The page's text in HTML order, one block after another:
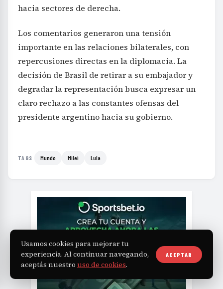
hacia sectores de derecha.
Los comentarios generaron una tensión
importante en las relaciones bilaterales, con
repercusiones directas en la diplomacia. La
decisión de Brasil de retirar a su embajador y
degradar la representación busca expresar un
claro rechazo a las constantes ofensas del
presidente argentino hacia su gobierno.
TAGS Mundo Milei Lula
Usamos cookies para mejorar tu
experiencia. Al continuar navegando,
aceptás nuestro uso de cookies.
ACEPTAR